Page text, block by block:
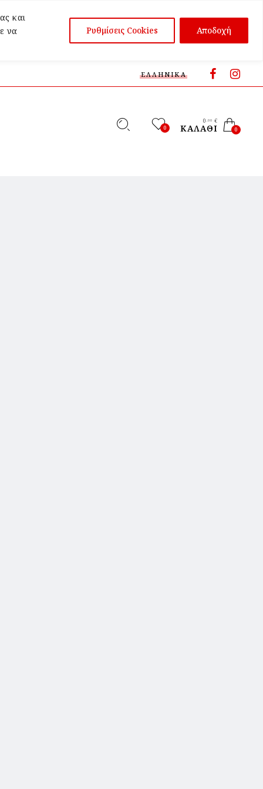
και
να
Ρυθμίσεις Cookies Αποδοχή
ΕΛΛΗΝΙΚΆ
0
0 ,00 €
ΚΑΛΆΘΙ 0